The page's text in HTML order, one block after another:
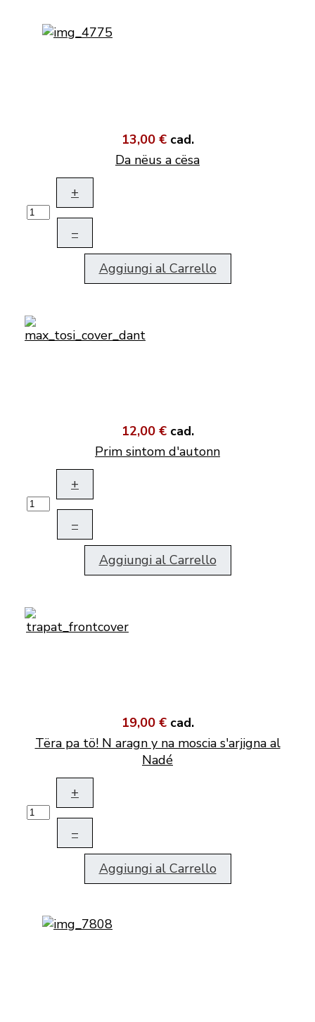
13,00 € cad.
Da nëus a cësa
+
–
Aggiungi al Carrello
12,00 € cad.
Prim sintom d'autonn
+
–
Aggiungi al Carrello
19,00 € cad.
Tëra pa tö! N aragn y na moscia s'arjigna al
Nadé
+
–
Aggiungi al Carrello